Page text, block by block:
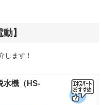
】
します！
水機（HS-